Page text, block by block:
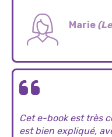
Marie
Cet e-book est très
est bien expliqué,